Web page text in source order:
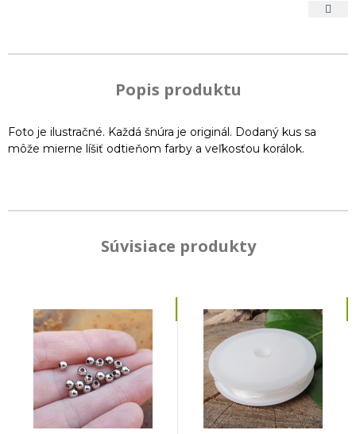
Popis produktu
Foto je ilustračné. Každá šnúra je originál. Dodaný kus sa
môže mierne líšiť odtieňom farby a veľkosťou korálok.
Súvisiace produkty